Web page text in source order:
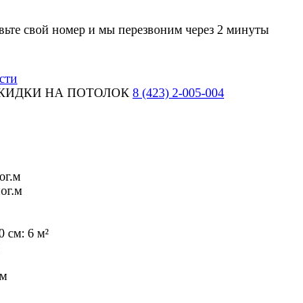
свой номер и мы перезвоним через 2 минуты
НА ПОТОЛОК 8 (423) 2-005-004
см: 6 м²